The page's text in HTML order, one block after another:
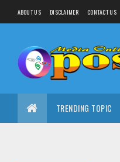
ABOUT US DISCLAIMER CONTACT US
TRENDING TOPIC